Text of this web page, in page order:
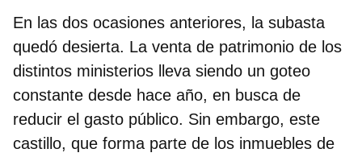
En las dos ocasiones anteriores, la subasta
quedó desierta. La venta de patrimonio de los
distintos ministerios lleva siendo un goteo
constante desde hace año, en busca de
reducir el gasto público. Sin embargo, este
castillo, que forma parte de los inmuebles de